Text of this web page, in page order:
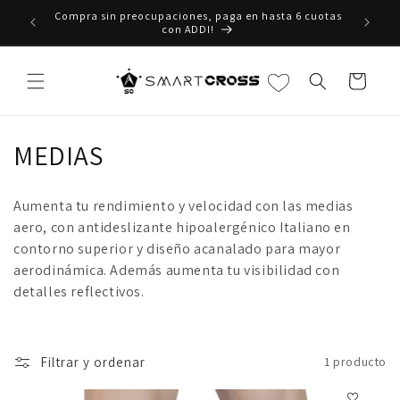
directamente
Compra sin preocupaciones, paga en hasta 6 cuotas
con ADDI!
Carrito
C
l
e
c
i
MEDIAS
Aumenta tu rendimiento y velocidad con las medias
aero, con antideslizante hipoalergénico Italiano en
contorno superior y diseño acanalado para mayor
aerodinámica. Además aumenta tu visibilidad con
detalles reflectivos.
Filtrar y ordenar 1 producto